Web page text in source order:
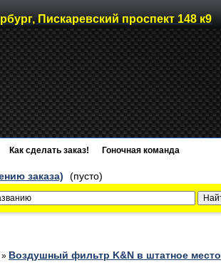
Пискаревский проспект 148 к9
Как сделать заказ! Гоночная команда
заказа) (пусто)
» Воздушный фильтр K&N в штатное место